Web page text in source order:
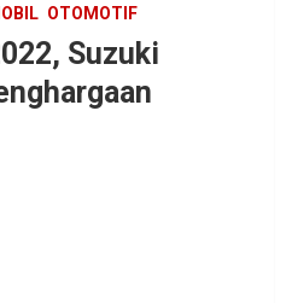
OTOMOTIF
Suzuki